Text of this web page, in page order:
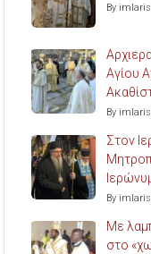
By
Αγίου
By
Στον
By
Με
στο